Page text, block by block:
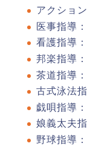
アクショ
医事指導
看護指導
邦楽指導
茶道指導
古式泳法
戯唄指導
娘義太夫
野球指導